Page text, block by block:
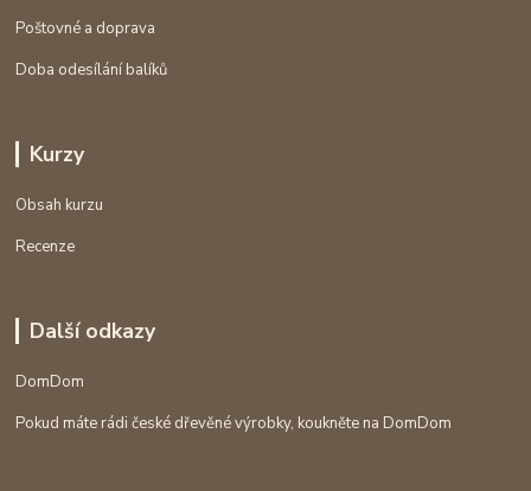
Poštovné a doprava
Doba odesílání balíků
Kurzy
Obsah kurzu
Recenze
Další odkazy
DomDom
Pokud máte rádi české dřevěné výrobky, koukněte na DomDom